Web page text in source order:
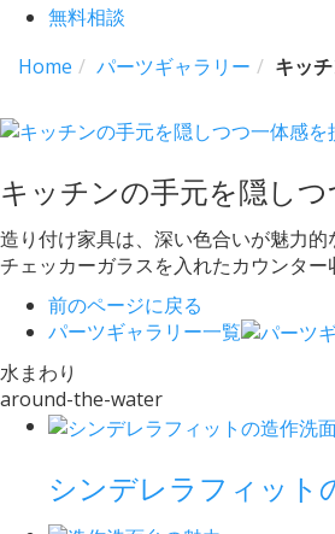
無料相談
Home
パーツギャラリー キッ
キッチンの手元を隠し
造り付け家具は、深い色合いが魅力的
チェッカーガラスを入れたカウンタ
前のページに戻る
パーツギャラリー一覧
水まわり
around-the-water
シンデレラフィット